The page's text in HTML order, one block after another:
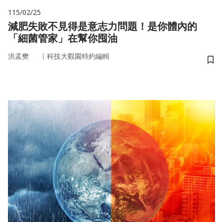
115/02/25
減肥失敗不見得是意志力問題！是你體內的
「細菌管家」在幫你囤油
洪孟樊 ｜ 科技大觀園特約編輯
儲